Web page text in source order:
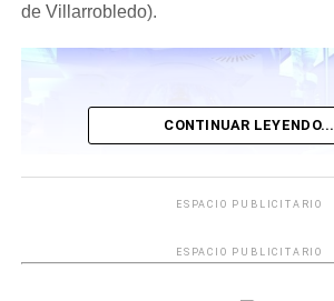
de Villarrobledo).
CONTINUAR LEYENDO...
ESPACIO PUBLICITARIO
ESPACIO PUBLICITARIO